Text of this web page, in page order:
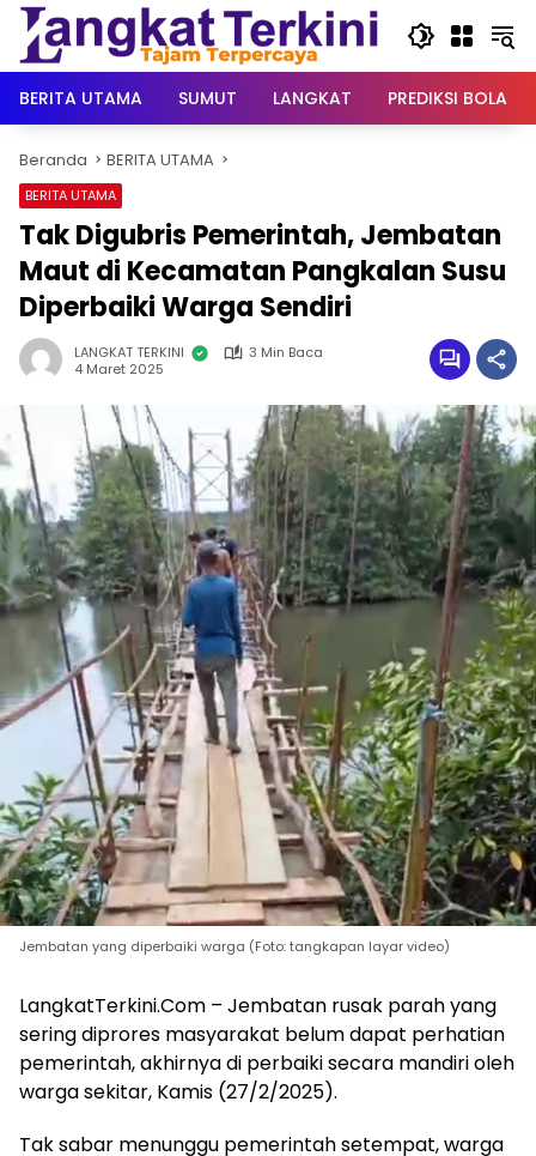
Langsung
konten
BERITA UTAMA
SUMUT LANGKAT PREDIKSI BOLA
Beranda BERITA UTAMA
BERITA UTAMA
Tak Digubris Pemerintah, Jembatan
Maut di Kecamatan Pangkalan Susu
Diperbaiki Warga Sendiri
LANGKAT TERKINI
3 Min Baca
4 Maret 2025
Jembatan yang diperbaiki warga (Foto: tangkapan layar video)
LangkatTerkini.Com – Jembatan rusak parah yang
sering diprores masyarakat belum dapat perhatian
pemerintah, akhirnya di perbaiki secara mandiri oleh
warga sekitar, Kamis (27/2/2025).
Tak sabar menunggu pemerintah setempat, warga